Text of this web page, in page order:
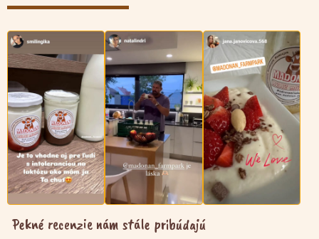
Pekné recenzie nám stále pribúdajú